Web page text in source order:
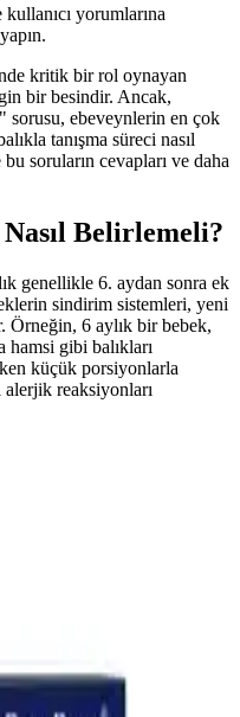
yorumlarına
kritik bir rol oynayan
bir besindir. Ancak,
sorusu, ebeveynlerin en çok
tanışma süreci nasıl
soruların cevapları ve daha
Nasıl Belirlemeli?
genellikle 6. aydan sonra ek
sindirim sistemleri, yeni
Örneğin, 6 aylık bir bebek,
gibi balıkları
küçük porsiyonlarla
alerjik reaksiyonları
Güvenilir ve Doğal